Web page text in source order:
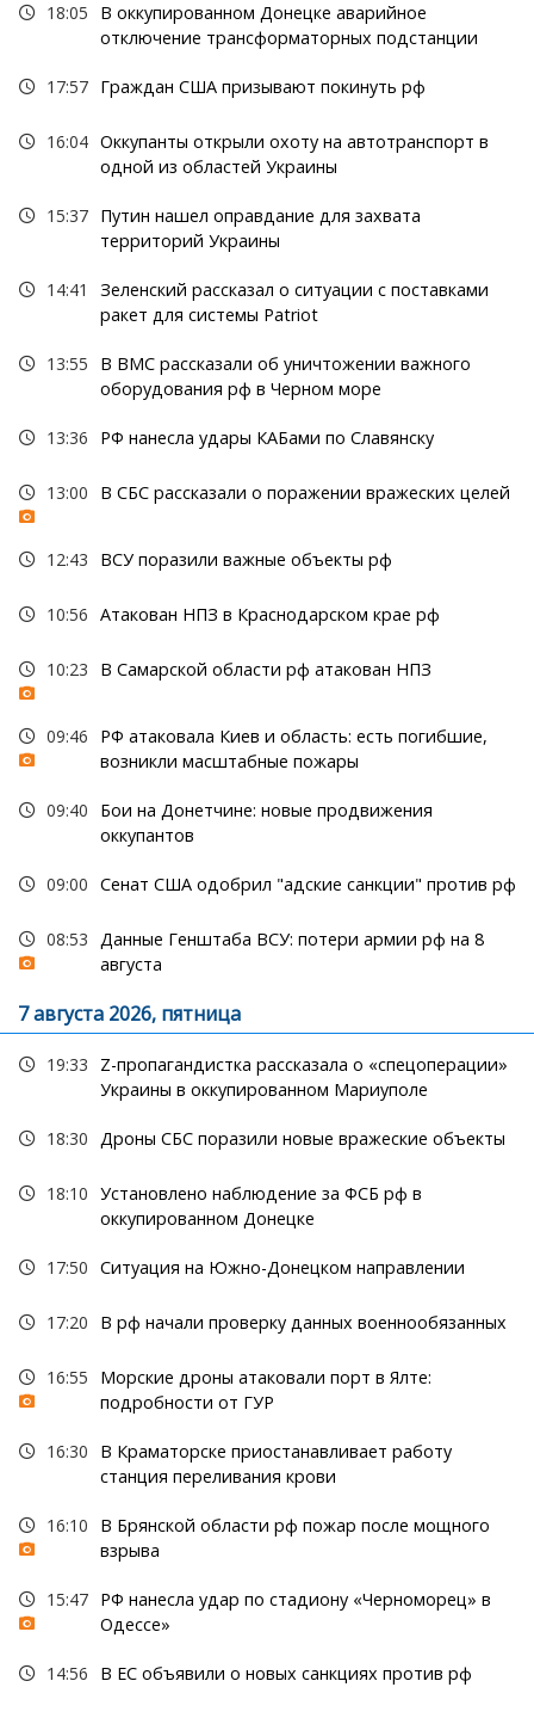
18:05
В оккупированном Донецке аварийное
отключение трансформаторных подстанции
17:57 Граждан США призывают покинуть рф
16:04 Оккупанты открыли охоту на автотранспорт в
одной из областей Украины
15:37 Путин нашел оправдание для захвата
территорий Украины
14:41
Зеленский рассказал о ситуации с поставками
ракет для системы Patriot
13:55
В ВМС рассказали об уничтожении важного
оборудования рф в Черном море
13:36 РФ нанесла удары КАБами по Славянску
13:00 В СБС рассказали о поражении вражеских целей
12:43 ВСУ поразили важные объекты рф
10:56 Атакован НПЗ в Краснодарском крае рф
10:23 В Самарской области рф атакован НПЗ
09:46
РФ атаковала Киев и область: есть погибшие,
возникли масштабные пожары
09:40
Бои на Донетчине: новые продвижения
оккупантов
09:00 Сенат США одобрил "адские санкции" против рф
08:53 Данные Генштаба ВСУ: потери армии рф на 8
августа
7 августа 2026, пятница
19:33
Z-пропагандистка рассказала о «спецоперации»
Украины в оккупированном Мариуполе
18:30 Дроны СБС поразили новые вражеские объекты
18:10 Установлено наблюдение за ФСБ рф в
оккупированном Донецке
17:50 Ситуация на Южно-Донецком направлении
17:20 В рф начали проверку данных военнообязанных
16:55
Морские дроны атаковали порт в Ялте:
подробности от ГУР
16:30
В Краматорске приостанавливает работу
станция переливания крови
16:10
В Брянской области рф пожар после мощного
взрыва
15:47 РФ нанесла удар по стадиону «Черноморец» в
Одессе»
14:56 В ЕС объявили о новых санкциях против рф